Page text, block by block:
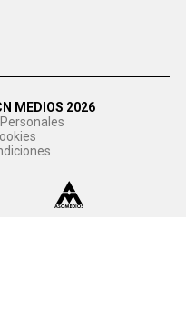
MEDIOS 2026